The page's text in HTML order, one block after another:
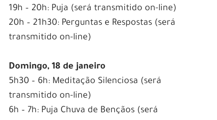
19h – 20h: Puja (será transmitido on-line)
20h – 21h30: Perguntas e Respostas (será
transmitido on-line)
Domingo, 18 de janeiro
5h30 – 6h: Meditação Silenciosa (será
transmitido on-line)
6h – 7h: Puja Chuva de Bençãos (será